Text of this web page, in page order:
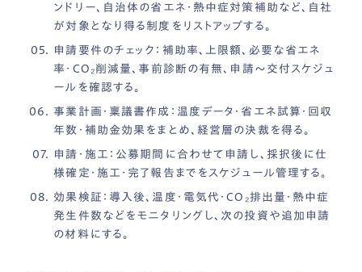
ンドリー、自治体の省エネ・熱中症対策補助など、自社
が対象となり得る制度をリストアップする。
申請要件のチェック： 補助率、上限額、必要な省エネ
率・CO₂削減量、事前診断の有無、申請〜交付スケジュ
ールを確認する。
事業計画・稟議書作成： 温度データ・省エネ試算・回収
年数・補助金効果をまとめ、経営層の決裁を得る。
申請・施工： 公募期間に合わせて申請し、採択後に仕
様確定・施工・完了報告までをスケジュール管理する。
効果検証： 導入後、温度・電気代・CO₂排出量・熱中症
発生件数などをモニタリングし、次の投資や追加申請
の材料にする。